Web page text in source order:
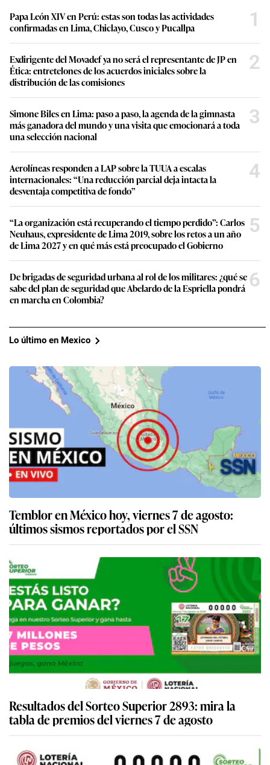
Papa León XIV en Perú: estas son todas las actividades
confirmadas en Lima, Chiclayo, Cusco y Pucallpa
1
Exdirigente del Movadef ya no será el representante de JP en
Ética: entretelones de los acuerdos iniciales sobre la
distribución de las comisiones
2
Simone Biles en Lima: paso a paso, la agenda de la gimnasta
más ganadora del mundo y una visita que emocionará a toda
una selección nacional
3
Aerolíneas responden a LAP sobre la TUUA a escalas
internacionales: “Una reducción parcial deja intacta la
desventaja competitiva de fondo”
4
“La organización está recuperando el tiempo perdido”: Carlos
Neuhaus, expresidente de Lima 2019, sobre los retos a un año
de Lima 2027 y en qué más está preocupado el Gobierno
5
De brigadas de seguridad urbana al rol de los militares: ¿qué se
sabe del plan de seguridad que Abelardo de la Espriella pondrá
en marcha en Colombia?
6
Lo último en Mexico
Temblor en México hoy, viernes 7 de agosto:
últimos sismos reportados por el SSN
Resultados del Sorteo Superior 2893: mira la
tabla de premios del viernes 7 de agosto